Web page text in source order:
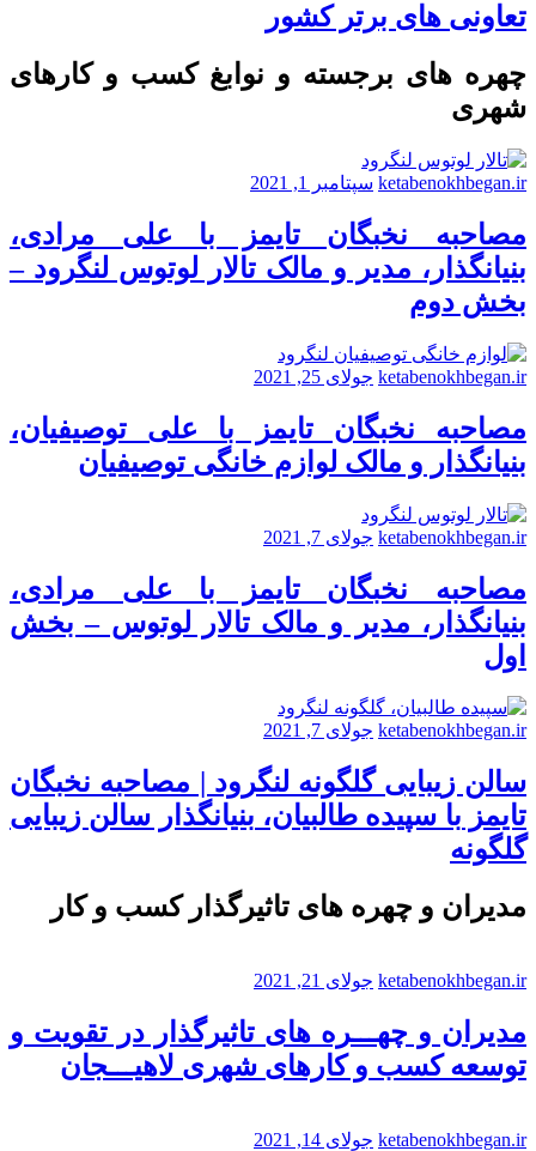
تعاونی های برتر کشور
چهره های برجسته و نوابغ کسب و کارهای
شهری
ketabenokhbegan.ir سپتامبر 1, 2021
مصاحبه نخبگان تایمز با علی مرادی،
بنیانگذار، مدیر و مالک تالار لوتوس لنگرود –
بخش دوم
ketabenokhbegan.ir جولای 25, 2021
مصاحبه نخبگان تایمز با علی توصیفیان،
بنیانگذار و مالک لوازم خانگی توصیفیان
ketabenokhbegan.ir جولای 7, 2021
مصاحبه نخبگان تایمز با علی مرادی،
بنیانگذار، مدیر و مالک تالار لوتوس – بخش
اول
ketabenokhbegan.ir جولای 7, 2021
سالن زیبایی گلگونه لنگرود | مصاحبه نخبگان
تایمز با سپیده طالبیان، بنیانگذار سالن زیبایی
گلگونه
مدیران و چهره های تاثیرگذار کسب و کار
ketabenokhbegan.ir جولای 21, 2021
مدیران و چهـــره های تاثیرگذار در تقویت و
توسعه کسب و کارهای شهری لاهیـــجان
ketabenokhbegan.ir جولای 14, 2021